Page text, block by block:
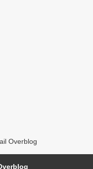
Overblog